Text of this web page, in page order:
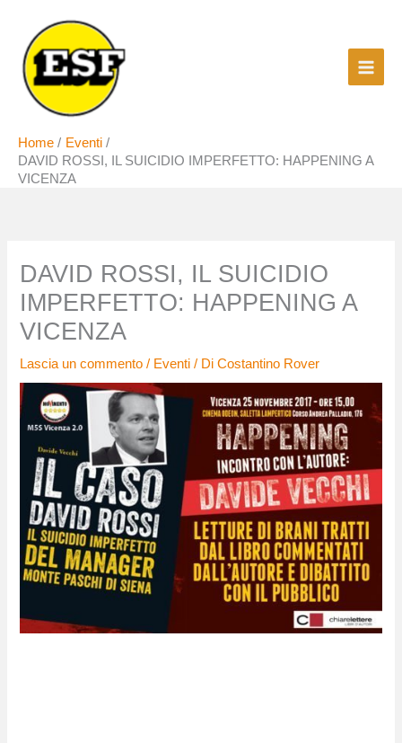
contenuto
Home
Eventi
DAVID ROSSI, IL SUICIDIO IMPERFETTO: HAPPENING A
VICENZA
DAVID ROSSI, IL SUICIDIO
IMPERFETTO: HAPPENING A
VICENZA
Lascia un commento / Eventi / DiCostantino Rover